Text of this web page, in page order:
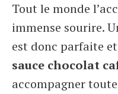
Tout le monde
immense sourire.
est donc parfaite
sauce chocolat
accompagner toute